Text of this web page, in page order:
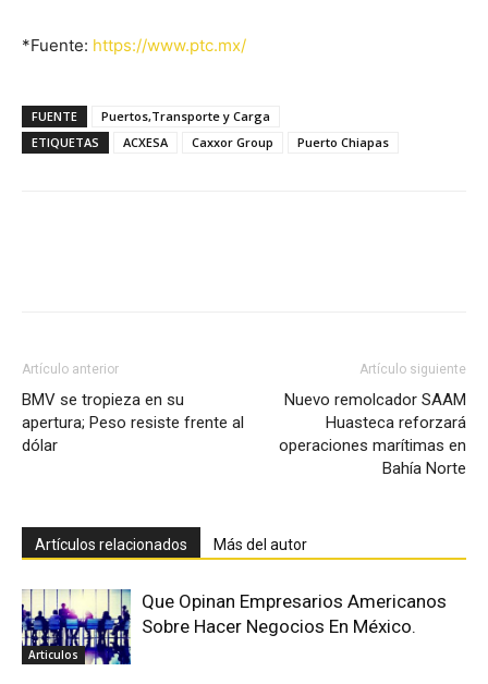
*Fuente: https://www.ptc.mx/
FUENTE
Puertos,Transporte y Carga
ETIQUETAS
ACXESA Caxxor Group Puerto Chiapas
Artículo anterior
BMV se tropieza en su
apertura; Peso resiste frente al
dólar
Artículo siguiente
Nuevo remolcador SAAM
Huasteca reforzará
operaciones marítimas en
Bahía Norte
Artículos relacionados Más del autor
Articulos
Que Opinan Empresarios Americanos
Sobre Hacer Negocios En México.